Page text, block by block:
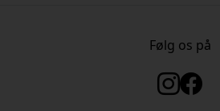
Følg os på